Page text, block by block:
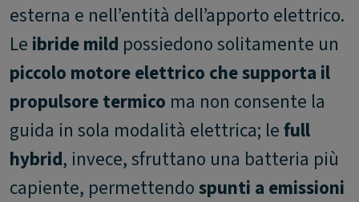
esterna e nell’entità dell’apporto elettrico.
Le ibride mild possiedono solitamente un
piccolo motore elettrico che supporta il
propulsore termico ma non consente la
guida in sola modalità elettrica; lefull
hybrid, invece, sfruttano una batteria più
capiente, permettendospunti a emissioni